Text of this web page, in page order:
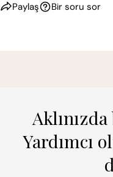
Paylaş Bir soru sor
Yardımcı